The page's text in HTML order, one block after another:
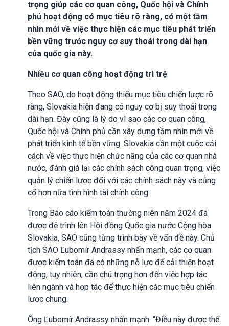
trọng giúp các cơ quan công, Quốc hội và Chính
phủ hoạt động có mục tiêu rõ ràng, có một tầm
nhìn mới về việc thực hiện các mục tiêu phát triển
bền vững trước nguy cơ suy thoái trong dài hạn
của quốc gia này.
Nhiều cơ quan công hoạt động trì trệ
Theo SAO, do hoạt động thiếu mục tiêu chiến lược rõ
ràng, Slovakia hiện đang có nguy cơ bị suy thoái trong
dài hạn. Đây cũng là lý do vì sao các cơ quan công,
Quốc hội và Chính phủ cần xây dựng tầm nhìn mới về
phát triển kinh tế bền vững. Slovakia cần một cuộc cải
cách về việc thực hiện chức năng của các cơ quan nhà
nước, đánh giá lại các chính sách công quan trọng, việc
quản lý chiến lược đối với các chính sách này và củng
cố hơn nữa tình hình tài chính công.
Trong Báo cáo kiểm toán thường niên năm 2024 đã
được đệ trình lên Hội đồng Quốc gia nước Cộng hòa
Slovakia, SAO cũng từng trình bày về vấn đề này. Chủ
tịch SAO Ľubomír Andrassy nhấn mạnh, các cơ quan
được kiểm toán đã có những nỗ lực để cải thiện hoạt
động, tuy nhiên, cần chú trọng hơn đến việc hợp tác
liên ngành và hợp tác để thực hiện các mục tiêu chiến
lược chung.
Ông Ľubomír Andrassy nhấn mạnh: “Điều này được thể